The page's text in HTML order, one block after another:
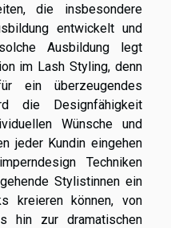
die insbesondere
entwickelt und
Ausbildung legt
im Lash Styling, denn
ein überzeugendes
die Designfähigkeit
Wünsche und
jeder Kundin eingehen
Techniken
Stylistinnen ein
kreieren können, von
hin zur dramatischen